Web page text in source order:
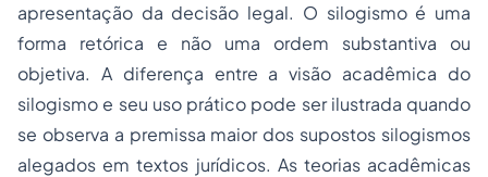
apresentação da decisão legal. O silogismo é uma
forma retórica e não uma ordem substantiva ou
objetiva. A diferença entre a visão acadêmica do
silogismo e seu uso prático pode ser ilustrada quando
se observa a premissa maior dos supostos silogismos
alegados em textos jurídicos. As teorias acadêmicas